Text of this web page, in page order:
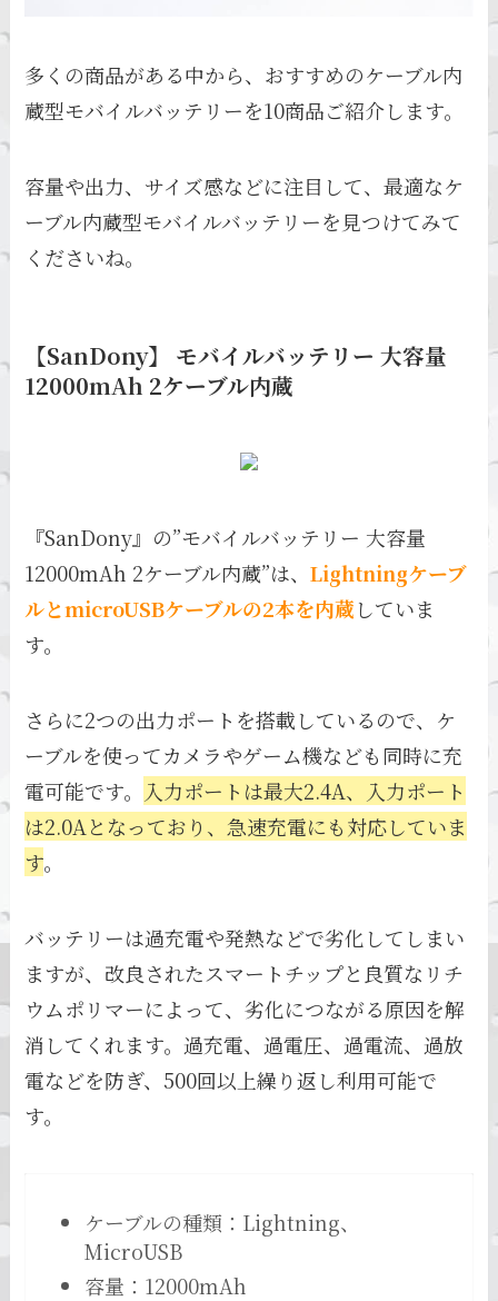
多くの商品がある中から、おすすめのケーブル内
蔵型モバイルバッテリーを10商品ご紹介します。
容量や出力、サイズ感などに注目して、最適なケ
ーブル内蔵型モバイルバッテリーを見つけてみて
くださいね。
【SanDony】 モバイルバッテリー 大容量
12000mAh 2ケーブル内蔵
『SanDony』の”モバイルバッテリー 大容量
12000mAh 2ケーブル内蔵”は、Lightningケーブ
ルとmicroUSBケーブルの2本を内蔵していま
す。
さらに2つの出力ポートを搭載しているので、ケ
ーブルを使ってカメラやゲーム機なども同時に充
電可能です。
入力ポートは最大2.4A、入力ポート
は2.0Aとなっており、急速充電にも対応していま
す。
バッテリーは過充電や発熱などで劣化してしまい
ますが、改良されたスマートチップと良質なリチ
ウムポリマーによって、劣化につながる原因を解
消してくれます。過充電、過電圧、過電流、過放
電などを防ぎ、500回以上繰り返し利用可能で
す。
ケーブルの種類：Lightning、
MicroUSB
容量：12000mAh